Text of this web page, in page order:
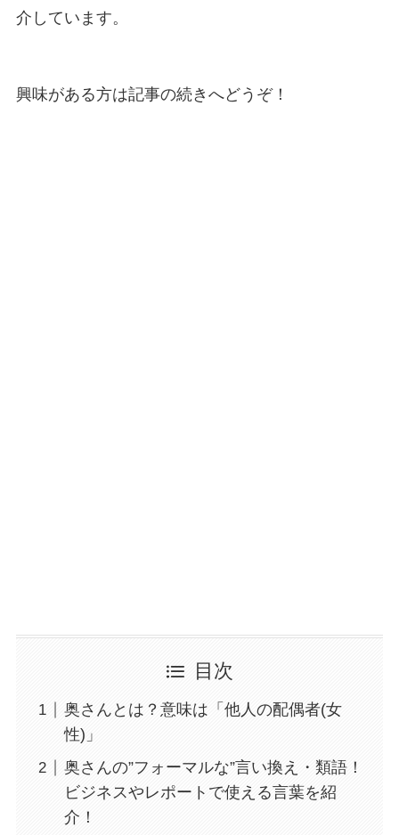
介しています。
興味がある方は記事の続きへどうぞ！
目次
奥さんとは？意味は「他人の配偶者(女
性)」
奥さんの”フォーマルな”言い換え・類語！
ビジネスやレポートで使える言葉を紹
介！